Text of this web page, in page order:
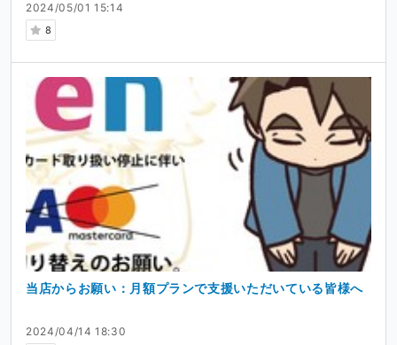
2024/05/01 15:14
8
2024/04/14 18:30
当店からお願い：月額プランで支援いただいている皆様へ